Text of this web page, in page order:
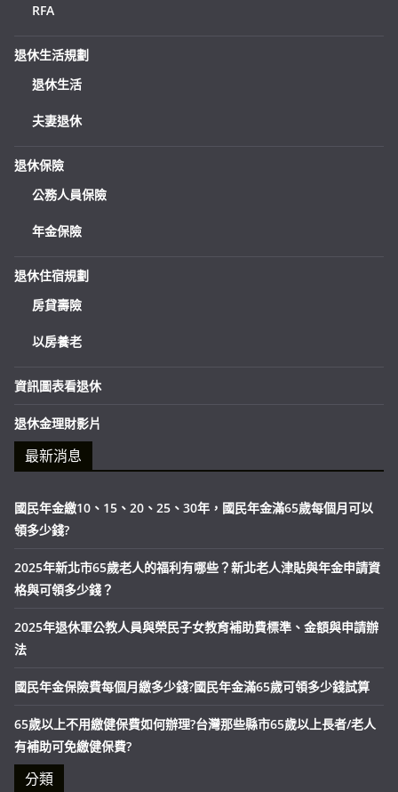
RFA
退休生活規劃
退休生活
夫妻退休
退休保險
公務人員保險
年金保險
退休住宿規劃
房貸壽險
以房養老
資訊圖表看退休
退休金理財影片
最新消息
國民年金繳10、15、20、25、30年，國民年金滿65歲每個月可以
領多少錢?
2025年新北市65歲老人的福利有哪些？新北老人津貼與年金申請資
格與可領多少錢？
2025年退休軍公教人員與榮民子女教育補助費標準、金額與申請辦
法
國民年金保險費每個月繳多少錢?國民年金滿65歲可領多少錢試算
65歲以上不用繳健保費如何辦理?台灣那些縣市65歲以上長者/老人
有補助可免繳健保費?
分類